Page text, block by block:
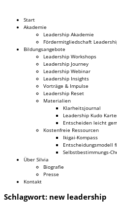
Dr. Silvia Schäfer
Start
Akademie
Leadership Akademie
Fördermitgliedschaft
Bildungsangebote
Leadership Workshops
Leadership Journey
Leadership Webinar
Leadership Insights
Vorträge & Impulse
Leadership Reset
Materialien
Klarheitsjournal
Leadership Kudo
Entscheiden leicht
Kostenfreie Ressourcen
Ikigai-Kompass
Entscheidungsmodell
Selbstbestimmungs-
Über Silvia
Biografie
Presse
Kontakt
Schlagwort: new leadership